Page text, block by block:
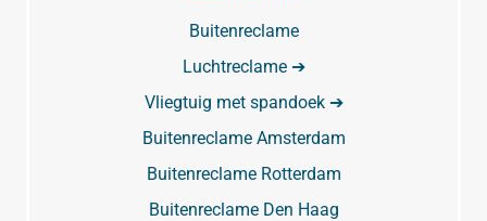
Buitenreclame
Luchtreclame ➔
Vliegtuig met spandoek ➔
Buitenreclame Amsterdam
Buitenreclame Rotterdam
Buitenreclame Den Haag